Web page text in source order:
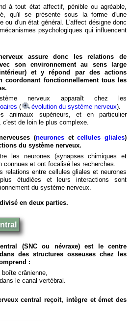
à tout état affectif, pénible ou agréable,
qu'il se présente sous la forme d'une
ou d'un état général. L'affect désigne donc
psychologiques qui influencent
assure donc les relations de
son environnement au sens large
et y répond par des actions
coordonant fonctionnellement tous les
nerveux apparaît chez les
( évolution du système nerveux).
animaux supérieurs, et en particulier
c'est de loin le plus complexe.
(neuronesetcellules gliales)
du système nerveux.
les neurones (synapses chimiques et
connues et ont focalisé les recherches.
relations entre cellules gliales et neurones
étudiées et leurs interactions sont
du système nerveux.
en deux parties.
(SNC ou névraxe) est le centre
des structures osseuses chez les
:
boîte crânienne,
dans le canal vertébral.
central reçoit, intègre et émet des